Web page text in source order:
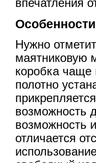
впечатления
Нужно
маятниковую
коробка чаще
полотно
возможность
возможность
отличается